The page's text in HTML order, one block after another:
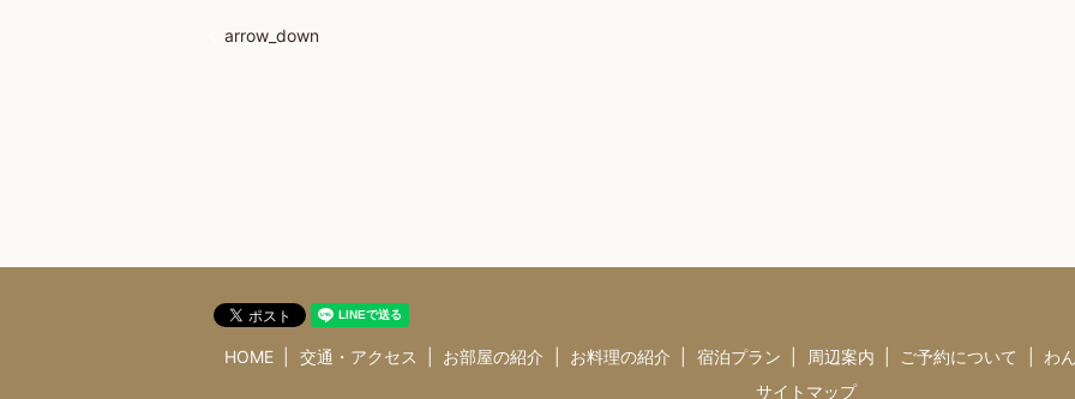
arrow_down
HOME 交通・アクセス お部屋の紹介 お料理の紹介 宿泊プラン 周辺案内 ご予約について わ
サイトマップ